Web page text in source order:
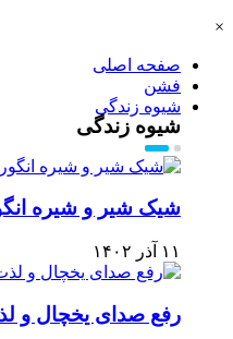
×
صفحه اصلی
فشن
شیوه زندگی
شیوه زندگی
شیک شیر و شیره
۱۱ آذر ۱۴۰۲
رفع صدای یخچال و